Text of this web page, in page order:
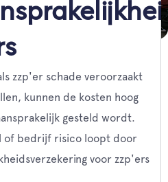
zzp'er schade veroorzaakt
kunnen de kosten hoog
gesteld wordt.
of bedrijf risico loopt door
voor zzp'ers